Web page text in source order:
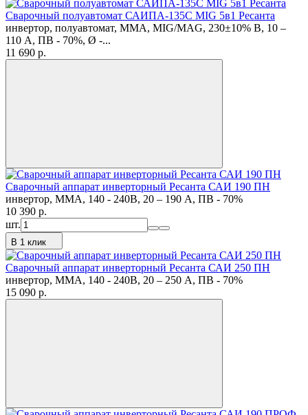
Сварочный полуавтомат САИПА-135С MIG 5в1 Ресанта
инвертор, полуавтомат, MMA, MIG/MAG, 230±10% В, 10 –
110 А, ПВ - 70%, Ø -...
11 690 p.
Сварочный аппарат инверторный Ресанта САИ 190 ПН
инвертор, MMA, 140 - 240В, 20 – 190 А, ПВ - 70%
10 390 p.
шт.
В 1 клик
Сварочный аппарат инверторный Ресанта САИ 250 ПН
инвертор, MMA, 140 - 240В, 20 – 250 А, ПВ - 70%
15 090 p.